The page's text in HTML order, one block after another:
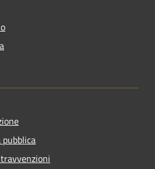
pubblica